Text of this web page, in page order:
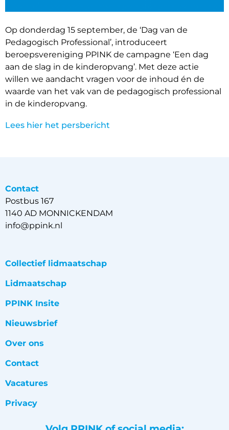
Op donderdag 15 september, de ‘Dag van de
Pedagogisch Professional’, introduceert
beroepsvereniging PPINK de campagne ‘Een dag
aan de slag in de kinderopvang’. Met deze actie
willen we aandacht vragen voor de inhoud én de
waarde van het vak van de pedagogisch professional
in de kinderopvang.
Lees hier het persbericht
Contact
Postbus 167
1140 AD MONNICKENDAM
info@ppink.nl
Collectief lidmaatschap
Lidmaatschap
PPINK Insite
Nieuwsbrief
Over ons
Contact
Vacatures
Privacy